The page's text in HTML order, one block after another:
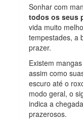
Sonhar com
todos os seus
vida muito
tempestades, a
prazer.
Existem
assim como
escuro até o
modo geral, o
indica a
prazerosos.